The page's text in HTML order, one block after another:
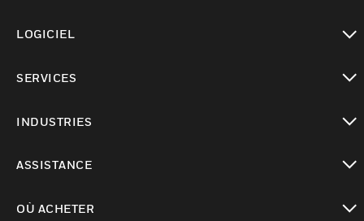
LOGICIEL
SERVICES
INDUSTRIES
ASSISTANCE
OÙ ACHETER